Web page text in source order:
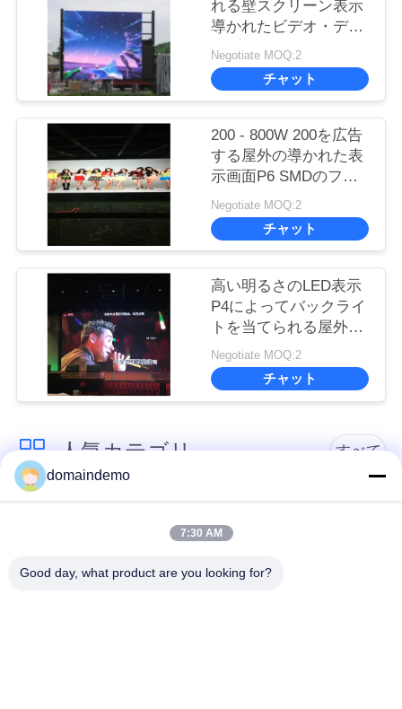
れる壁スクリーン表示
導かれたビデオ・ディ
スプレイP6 P8 P10
1R1G1Bを広告します
Negotiate MOQ:2
チャット
200 - 800W 200を広告
する屋外の導かれた表
示画面P6 SMDのフル
カラーの高い明るさ-
800W屋外の導かれた
表示Scree
Negotiate MOQ:2
チャット
高い明るさのLED表示
P4によってバックライ
トを当てられる屋外の
フル カラー1R1G1Bを
広告するSMD
Negotiate MOQ:2
チャット
人気カテゴリ すべて
イ
domaindemo
7:30 AM
Good day, what product are you looking for?